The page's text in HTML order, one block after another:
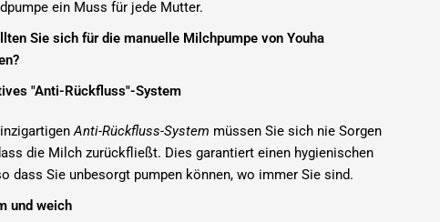
ein Muss für jede Mutter.
Sie sich für die manuelle Milchpumpe von Youha
"Anti-Rückfluss"-System
Anti-Rückfluss-System müssen Sie sich nie Sorgen
die Milch zurückfließt. Dies garantiert einen hygienischen
dass Sie unbesorgt pumpen können, wo immer Sie sind.
und weich